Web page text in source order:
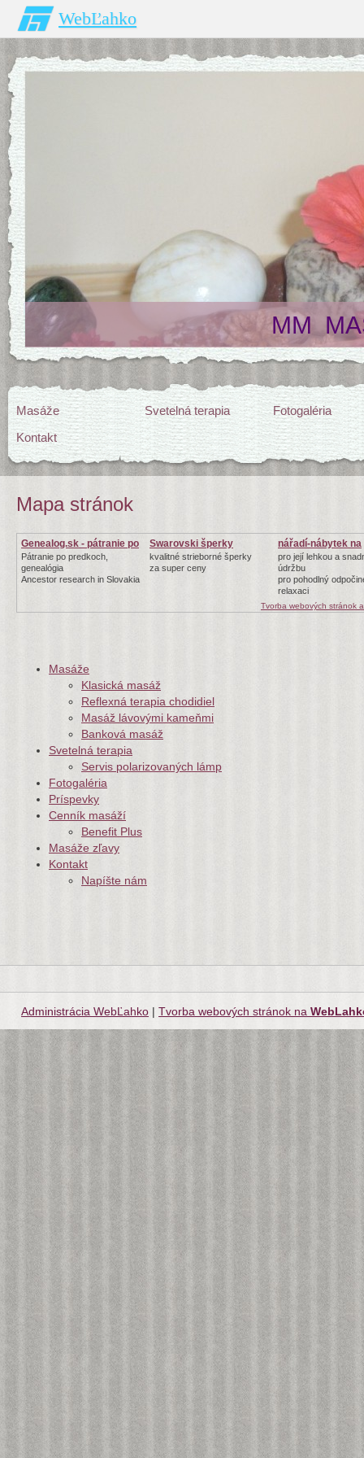
WebĽahko
MM
Masáže Svetelná terapia
Fotogaléria
Kontakt
Mapa stránok
Genealog.sk - pátranie po
Pátranie po predkoch,
genealógia
Ancestor research in Slovakia
Swarovski šperky
kvalitné strieborné šperky
za super ceny
nářadí-nábytek na
zahradu
pro její lehkou a
údržbu
pro pohodlný
relaxaci
Tvorba webových stránok
Masáže
Klasická masáž
Reflexná terapia chodidiel
Masáž lávovými kameňmi
Banková masáž
Svetelná terapia
Servis polarizovaných lámp
Fotogaléria
Príspevky
Cenník masáží
Benefit Plus
Masáže zľavy
Kontakt
Napíšte nám
Administrácia WebĽahko | Tvorba webových stránok na